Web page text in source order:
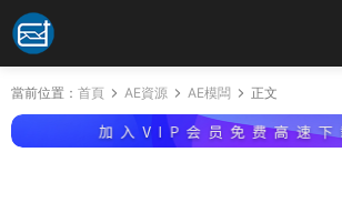
當前位置： 首頁 AE資源 AE模闆 正文